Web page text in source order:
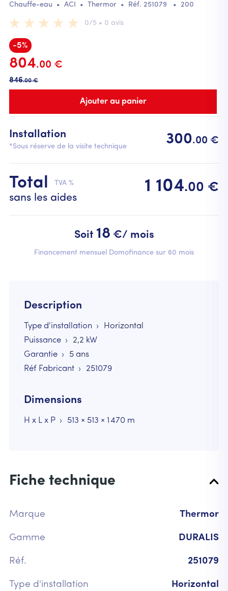
Description
Type d'installation
Horizontal
Puissance
2,2 kW
Garantie
5 ans
Réf Fabricant
251079
Dimensions
H x L x P 513 × 513 × 1 470 m
Fiche technique
Marque Thermor
Gamme DURALIS
Réf. 251079
Type d'installation Horizontal
Chauffe-eau • ACI • Thermor• Réf. 251079 • 200
0/5 • 0 avis
-5%
804.00 €
846.00 €
Installation
*Sous réserve de la visite technique 300.00 €
Total TVA %
sans les aides
1 104.00 €
Soit 18 €/ mois
Financement mensuel Domofinance sur 60 mois